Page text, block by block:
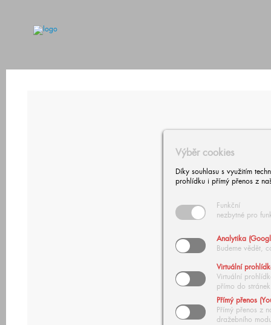
Výběr cookies
Díky souhlasu s využitím
prohlídku i přímý přenos z
Funkční
nezbytné pro
Analytika
Budeme vědět,
Virtuální
Virtuální
přímo do stránek
Přímý přenos
Přímý přenos z
dražebního